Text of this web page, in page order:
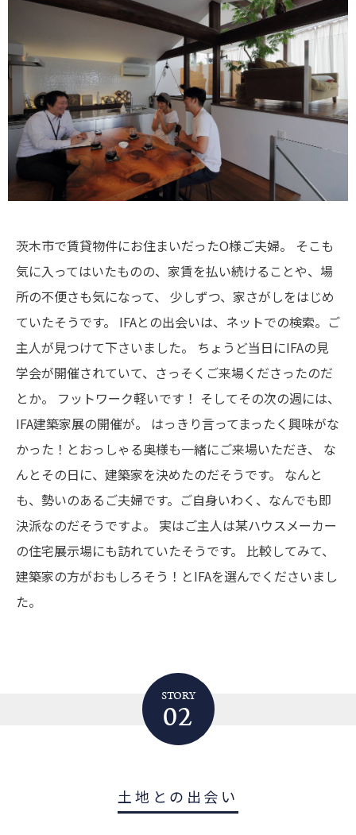
茨木市で賃貸物件にお住まいだったO様ご夫婦。
そこも
気に入ってはいたものの、家賃を払い続けることや、場
所の不便さも気になって、 少しずつ、家さがしをはじめ
ていたそうです。
IFAとの出会いは、ネットでの検索。ご
主人が見つけて下さいました。
ちょうど当日にIFAの見
学会が開催されていて、さっそくご来場くださったのだ
とか。
フットワーク軽いです！ そしてその次の週には、
IFA建築家展の開催が。
はっきり言ってまったく興味がな
かった！とおっしゃる奥様も一緒にご来場いただき、
な
んとその日に、建築家を決めたのだそうです。
なんと
も、勢いのあるご夫婦です。ご自身いわく、なんでも即
決派なのだそうですよ。
実はご主人は某ハウスメーカー
の住宅展示場にも訪れていたそうです。 比較してみて、
建築家の方がおもしろそう！とIFAを選んでくださいまし
た。
STORY
02
土地との出会い